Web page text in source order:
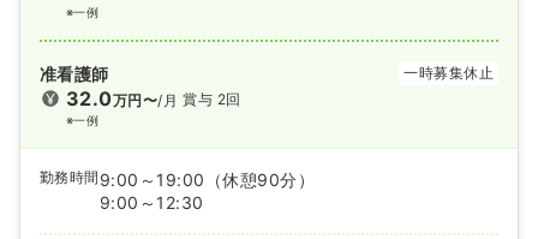
※一例
准看護師 一時募集休止
32.0万円〜/月
※一例
賞与 2回
勤務時間 9:00～19:00
（休憩90分）
9:00～12:30